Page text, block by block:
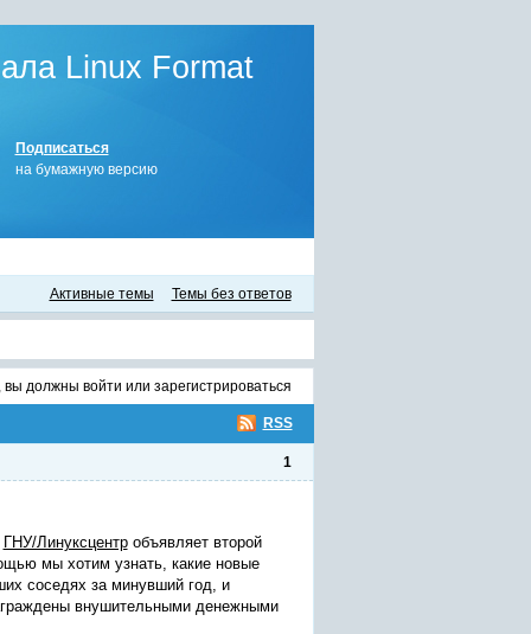
Linux Format
Подписаться
на бумажную версию
Активные темы Темы без ответов
вы должны войти или зарегистрироваться
RSS
1
ГНУ/Линуксцентробъявляет второй
мы хотим узнать, какие новые
соседях за минувший год, и
внушительными денежными